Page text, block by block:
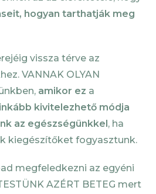
hogyan tarthatják meg
vissza térve az
VANNAK OLYAN
amikor ez a
kivitelezhető módja
az egészségünkkel, ha
kiegészítőket fogyasztunk.
megfeledkezni az egyéni
AZÉRT BETEG mert